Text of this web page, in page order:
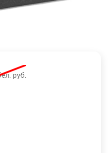
руб.